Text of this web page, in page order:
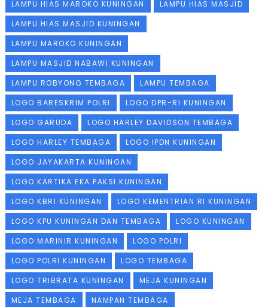
LAMPU HIAS MAROKO KUNINGAN
LAMPU HIAS MASJID
LAMPU HIAS MASJID KUNINGAN
LAMPU MAROKO KUNINGAN
LAMPU MASJID NABAWI KUNINGAN
LAMPU ROBYONG TEMBAGA
LAMPU TEMBAGA
LOGO BARESKRIM POLRI
LOGO DPR-RI KUNINGAN
LOGO GARUDA
LOGO HARLEY DAVIDSON TEMBAGA
LOGO HARLEY TEMBAGA
LOGO IPDN KUNINGAN
LOGO JAYAKARTA KUNINGAN
LOGO KARTIKA EKA PAKSI KUNINGAN
LOGO KBRI KUNINGAN
LOGO KEMENTRIAN RI KUNINGAN
LOGO KPU KUNINGAN DAN TEMBAGA
LOGO KUNINGAN
LOGO MARINIR KUNINGAN
LOGO POLRI
LOGO POLRI KUNINGAN
LOGO TEMBAGA
LOGO TRIBRATA KUNINGAN
MEJA KUNINGAN
MEJA TEMBAGA
NAMPAN TEMBAGA